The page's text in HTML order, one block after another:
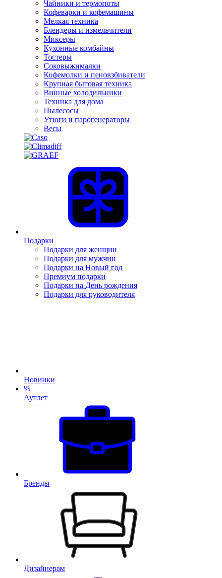
Чайники и термопоты
Кофеварки и кофемашины
Мелкая техника
Блендеры и измельчители
Миксеры
Кухонные комбайны
Тостеры
Соковыжималки
Кофемолки и пеновзбиватели
Крупная бытовая техника
Винные холодильники
Техника для дома
Пылесосы
Утюги и парогенераторы
Весы
Подарки
Подарки для женщин
Подарки для мужчин
Подарки на Новый год
Премиум подарки
Подарки на День рождения
Подарки для руководителя
Новинки
%
Аутлет
Бренды
Дизайнерам